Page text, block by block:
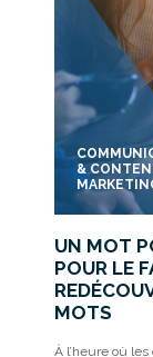
&
UN MOT
POUR LE
MOTS
À l’heure où